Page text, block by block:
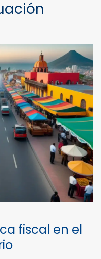
fiscal en el